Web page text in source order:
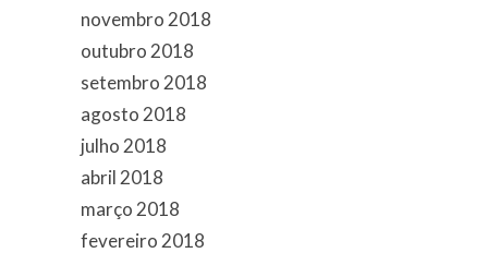
novembro 2018
outubro 2018
setembro 2018
agosto 2018
julho 2018
abril 2018
março 2018
fevereiro 2018